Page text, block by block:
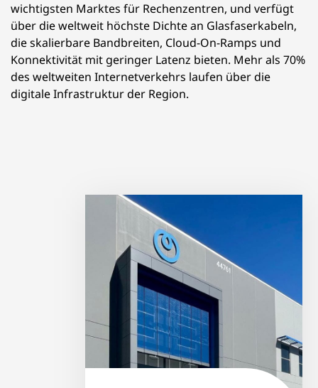
wichtigsten Marktes für Rechenzentren, und verfügt
über die weltweit höchste Dichte an Glasfaserkabeln,
die skalierbare Bandbreiten, Cloud-On-Ramps und
Konnektivität mit geringer Latenz bieten. Mehr als 70%
des weltweiten Internetverkehrs laufen über die
digitale Infrastruktur der Region.